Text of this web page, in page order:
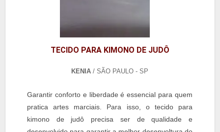
TECIDO PARA KIMONO DE JUDÔ
KENIA / SÃO PAULO - SP
Garantir conforto e liberdade é essencial para quem
pratica artes marciais. Para isso, o tecido para
kimono de judô precisa ser de qualidade e